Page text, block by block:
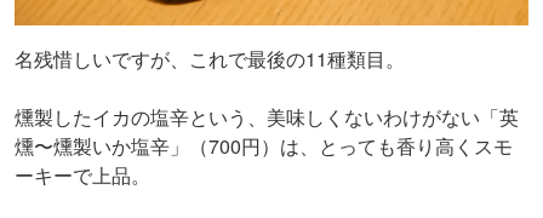
名残惜しいですが、これで最後の11種類目。
燻製したイカの塩辛という、美味しくないわけがない「英
燻〜燻製いか塩辛」（700円）は、とっても香り高くスモ
ーキーで上品。